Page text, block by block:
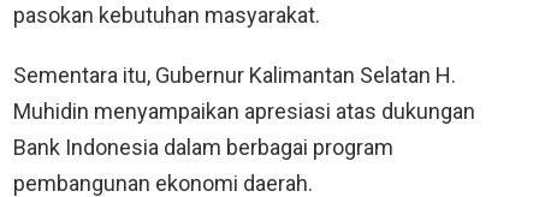
pasokan kebutuhan masyarakat.
Sementara itu, Gubernur Kalimantan Selatan H.
Muhidin menyampaikan apresiasi atas dukungan
Bank Indonesia dalam berbagai program
pembangunan ekonomi daerah.